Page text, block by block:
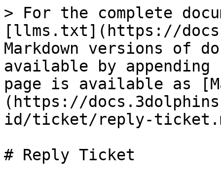
> For the complete
[llms.txt](https://
Markdown versions of
available by
page is available as
(https://
id/ticket/reply-
# Reply Ticket